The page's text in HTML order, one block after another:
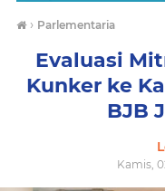
› Parlementaria
Evaluasi
Kunker ke
BJB
Kamis,